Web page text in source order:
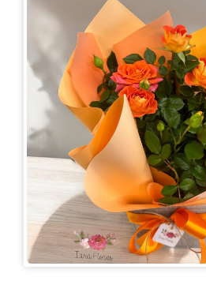
PLANTADAS
CESTAS
MIMOS
PARA
ELAS